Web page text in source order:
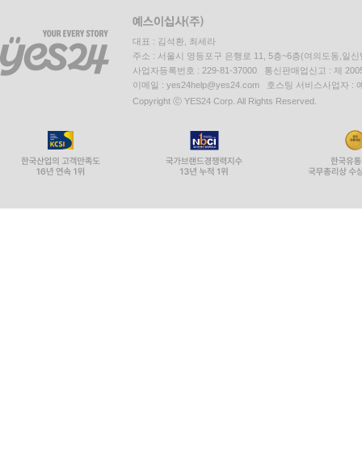
대표 : 김석환, 최세라
주소 : 서울시 영등포구 은행로 11, 5층~6층(여의도동,일신
사업자등록번호 : 229-81-37000 통신판매업신고 : 제
이메일 : yes24help@yes24.com 호스팅 서비스사업자 :
Copyright ⓒ YES24 Corp. All Rights Reserved.